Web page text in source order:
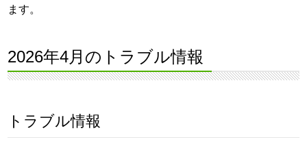
ます。
2026年4月のトラブル情報
トラブル情報